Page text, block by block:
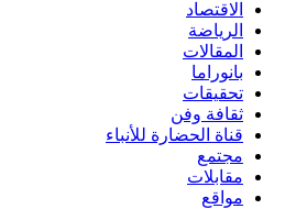
الاقتصاد
الرياضة
المقالات
بانوراما
تحقيقات
ثقافة وفن
قناة الحضارة للأنباء
مجتمع
مقابلات
مواقع